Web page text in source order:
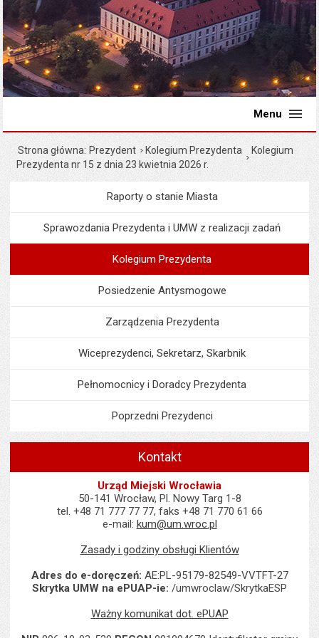
Menu
Strona główna Prezydent Kolegium Prezydenta
Kolegium
Prezydenta nr 15 z dnia 23 kwietnia 2026 r.
MenuPrezydent
Raporty o stanie Miasta
Sprawozdania Prezydenta i UMW z realizacji zadań
Kolegium Prezydenta
Posiedzenie Antysmogowe
Zarządzenia Prezydenta
Wiceprezydenci, Sekretarz, Skarbnik
Pełnomocnicy i Doradcy Prezydenta
Poprzedni Prezydenci
Kontakt
Urząd Miejski Wrocławia
50-141 Wrocław, Pl. Nowy Targ 1-8
tel. +48 71 777 77 77, faks +48 71 770 61 66
e-mail: kum@um.wroc.pl
Zasady i godziny obsługi Klientów
Adres do e-doręczeń: AE:PL-95179-82549-VVTFT-27
Skrytka UMW na ePUAP-ie: /umwroclaw/SkrytkaESP
Ważny komunikat dot. ePUAP